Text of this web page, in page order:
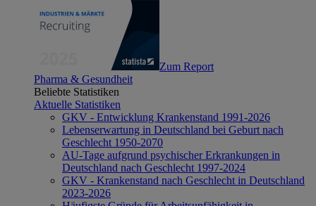
Zum Report
Pharma & Gesundheit
Beliebte Statistiken
Aktuelle Statistiken
GKV - Entwicklung Krankenstand 1991-2026
Lebenserwartung in Deutschland bei Geburt nach
Geschlecht 1950-2070
AU-Tage aufgrund psychischer Erkrankungen in
Deutschland nach Geschlecht 1997-2024
GKV - Krankenstand nach Geschlecht in Deutschland
2023-2026